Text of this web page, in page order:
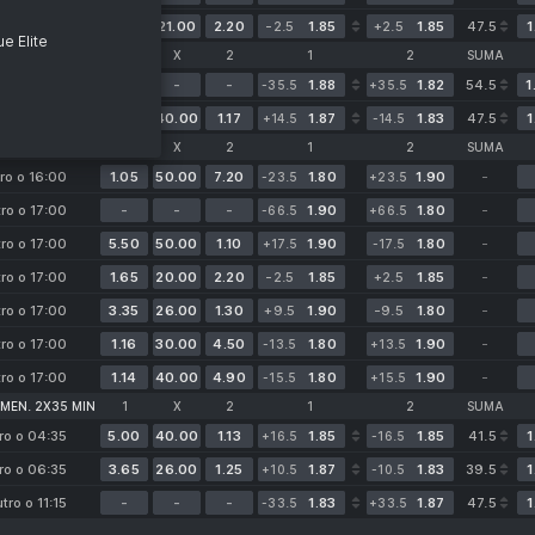
21.00 2.20 -2.5 1.85 +2.5 1.85 47.5
SUPERLEAGUE X 2 1 2 SUMA
o 19:30 - - -35.5 1.88 +35.5 1.82 54.5
40.00 1.17 +14.5 1.87 -14.5 1.83 47.5
X 2 1 2 SUMA
o 16:00 1.05 50.00 7.20 -23.5 1.80 +23.5 1.90 -
o 17:00 - - - -66.5 1.90 +66.5 1.80 -
o 17:00 5.50 50.00 1.10 +17.5 1.90 -17.5 1.80 -
o 17:00 1.65 20.00 2.20 -2.5 1.85 +2.5 1.85 -
o 17:00 3.35 26.00 1.30 +9.5 1.90 -9.5 1.80 -
o 17:00 1.16 30.00 4.50 -13.5 1.80 +13.5 1.90 -
o 17:00 1.14 40.00 4.90 -15.5 1.80 +15.5 1.90 -
2X35 MIN 1 X 2 1 2 SUMA
o 04:35 5.00 40.00 1.13 +16.5 1.85 -16.5 1.85 41.5
o 06:35 3.65 26.00 1.25 +10.5 1.87 -10.5 1.83 39.5
o 11:15 - - - -33.5 1.83 +33.5 1.87 47.5
Elite
(w)
Tigers (w)
(w)